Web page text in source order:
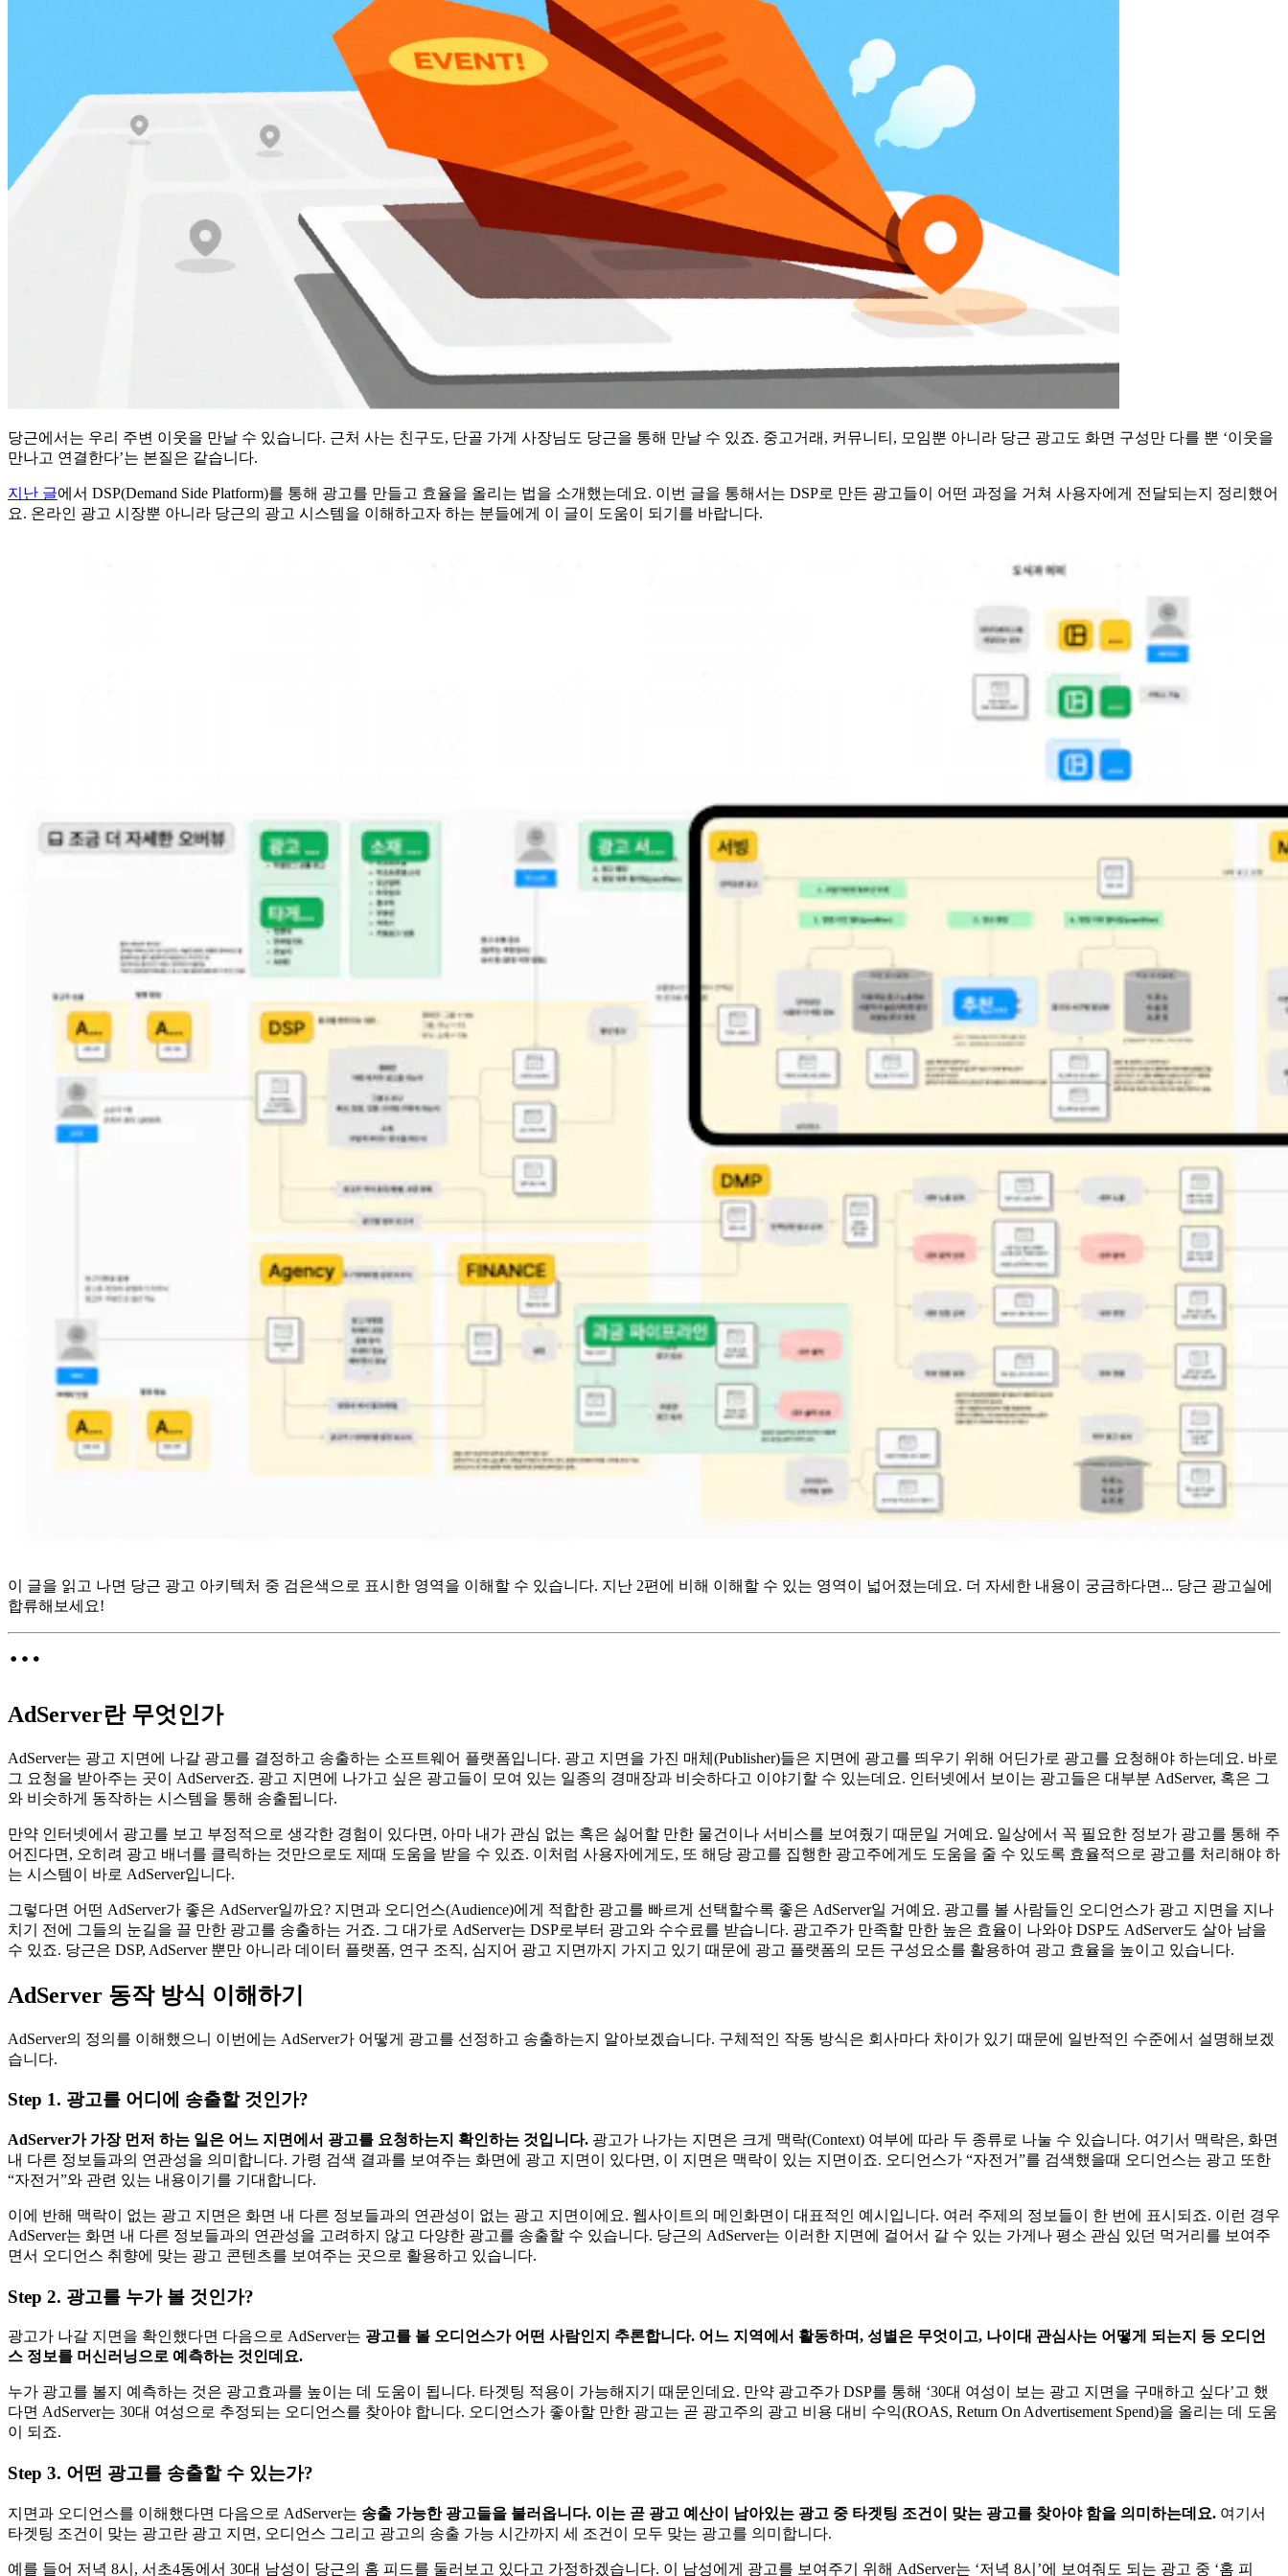
당근에서는 우리 주변 이웃을 만날 수 있습니다. 근처 사는 친구도, 단골 가게 사장님도 당근을 통해 만날 수 있죠. 중고거래, 커뮤니티, 모임뿐 아니라 당근 광고도 화면 구성만 다를 뿐 ‘이웃을
만나고 연결한다’는 본질은 같습니다.
지난 글에서 DSP(Demand Side Platform)를 통해 광고를 만들고 효율을 올리는 법을 소개했는데요. 이번 글을 통해서는 DSP로 만든 광고들이 어떤 과정을 거쳐 사용자에게 전달되는지 정리했어
요. 온라인 광고 시장뿐 아니라 당근의 광고 시스템을 이해하고자 하는 분들에게 이 글이 도움이 되기를 바랍니다.
이 글을 읽고 나면 당근 광고 아키텍처 중 검은색으로 표시한 영역을 이해할 수 있습니다. 지난 2편에 비해 이해할 수 있는 영역이 넓어졌는데요. 더 자세한 내용이 궁금하다면... 당근 광고실에
합류해보세요!
AdServer란 무엇인가
AdServer는 광고 지면에 나갈 광고를 결정하고 송출하는 소프트웨어 플랫폼입니다. 광고 지면을 가진 매체(Publisher)들은 지면에 광고를 띄우기 위해 어딘가로 광고를 요청해야 하는데요. 바로
그 요청을 받아주는 곳이 AdServer죠. 광고 지면에 나가고 싶은 광고들이 모여 있는 일종의 경매장과 비슷하다고 이야기할 수 있는데요. 인터넷에서 보이는 광고들은 대부분 AdServer, 혹은 그
와 비슷하게 동작하는 시스템을 통해 송출됩니다.
만약 인터넷에서 광고를 보고 부정적으로 생각한 경험이 있다면, 아마 내가 관심 없는 혹은 싫어할 만한 물건이나 서비스를 보여줬기 때문일 거예요. 일상에서 꼭 필요한 정보가 광고를 통해 주
어진다면, 오히려 광고 배너를 클릭하는 것만으로도 제때 도움을 받을 수 있죠. 이처럼 사용자에게도, 또 해당 광고를 집행한 광고주에게도 도움을 줄 수 있도록 효율적으로 광고를 처리해야 하
는 시스템이 바로 AdServer입니다.
그렇다면 어떤 AdServer가 좋은 AdServer일까요? 지면과 오디언스(Audience)에게 적합한 광고를 빠르게 선택할수록 좋은 AdServer일 거예요. 광고를 볼 사람들인 오디언스가 광고 지면을 지나
치기 전에 그들의 눈길을 끌 만한 광고를 송출하는 거죠. 그 대가로 AdServer는 DSP로부터 광고와 수수료를 받습니다. 광고주가 만족할 만한 높은 효율이 나와야 DSP도 AdServer도 살아 남을
수 있죠. 당근은 DSP, AdServer 뿐만 아니라 데이터 플랫폼, 연구 조직, 심지어 광고 지면까지 가지고 있기 때문에 광고 플랫폼의 모든 구성요소를 활용하여 광고 효율을 높이고 있습니다.
AdServer 동작 방식 이해하기
AdServer의 정의를 이해했으니 이번에는 AdServer가 어떻게 광고를 선정하고 송출하는지 알아보겠습니다. 구체적인 작동 방식은 회사마다 차이가 있기 때문에 일반적인 수준에서 설명해보겠
습니다.
Step 1. 광고를 어디에 송출할 것인가?
AdServer가 가장 먼저 하는 일은 어느 지면에서 광고를 요청하는지 확인하는 것입니다. 광고가 나가는 지면은 크게 맥락(Context) 여부에 따라 두 종류로 나눌 수 있습니다. 여기서 맥락은, 화면
내 다른 정보들과의 연관성을 의미합니다. 가령 검색 결과를 보여주는 화면에 광고 지면이 있다면, 이 지면은 맥락이 있는 지면이죠. 오디언스가 “자전거”를 검색했을때 오디언스는 광고 또한
“자전거”와 관련 있는 내용이기를 기대합니다.
이에 반해 맥락이 없는 광고 지면은 화면 내 다른 정보들과의 연관성이 없는 광고 지면이에요. 웹사이트의 메인화면이 대표적인 예시입니다. 여러 주제의 정보들이 한 번에 표시되죠. 이런 경우
AdServer는 화면 내 다른 정보들과의 연관성을 고려하지 않고 다양한 광고를 송출할 수 있습니다. 당근의 AdServer는 이러한 지면에 걸어서 갈 수 있는 가게나 평소 관심 있던 먹거리를 보여주
면서 오디언스 취향에 맞는 광고 콘텐츠를 보여주는 곳으로 활용하고 있습니다.
Step 2. 광고를 누가 볼 것인가?
광고가 나갈 지면을 확인했다면 다음으로 AdServer는 광고를 볼 오디언스가 어떤 사람인지 추론합니다. 어느 지역에서 활동하며, 성별은 무엇이고, 나이대 관심사는 어떻게 되는지 등 오디언
스 정보를 머신러닝으로 예측하는 것인데요.
누가 광고를 볼지 예측하는 것은 광고효과를 높이는 데 도움이 됩니다. 타겟팅 적용이 가능해지기 때문인데요. 만약 광고주가 DSP를 통해 ‘30대 여성이 보는 광고 지면을 구매하고 싶다’고 했
다면 AdServer는 30대 여성으로 추정되는 오디언스를 찾아야 합니다. 오디언스가 좋아할 만한 광고는 곧 광고주의 광고 비용 대비 수익(ROAS, Return On Advertisement Spend)을 올리는 데 도움
이 되죠.
Step 3. 어떤 광고를 송출할 수 있는가?
지면과 오디언스를 이해했다면 다음으로 AdServer는 송출 가능한 광고들을 불러옵니다. 이는 곧 광고 예산이 남아있는 광고 중 타겟팅 조건이 맞는 광고를 찾아야 함을 의미하는데요. 여기서
타겟팅 조건이 맞는 광고란 광고 지면, 오디언스 그리고 광고의 송출 가능 시간까지 세 조건이 모두 맞는 광고를 의미합니다.
예를 들어 저녁 8시, 서초4동에서 30대 남성이 당근의 홈 피드를 둘러보고 있다고 가정하겠습니다. 이 남성에게 광고를 보여주기 위해 AdServer는 ‘저녁 8시’에 보여줘도 되는 광고 중 ‘홈 피